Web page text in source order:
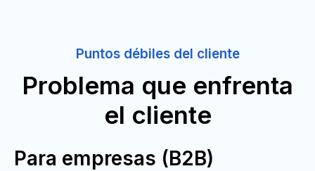
Puntos débiles del cliente
Problema que enfrenta
el cliente
Para empresas (B2B)